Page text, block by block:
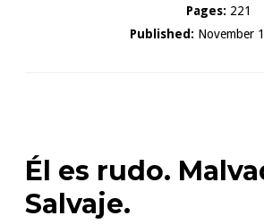
Pages: 221
Published: November
Él es rudo.
Salvaje.